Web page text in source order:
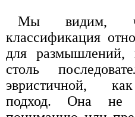
Мы видим,
классификация
для
столь
эвристичной,
подход. Она не